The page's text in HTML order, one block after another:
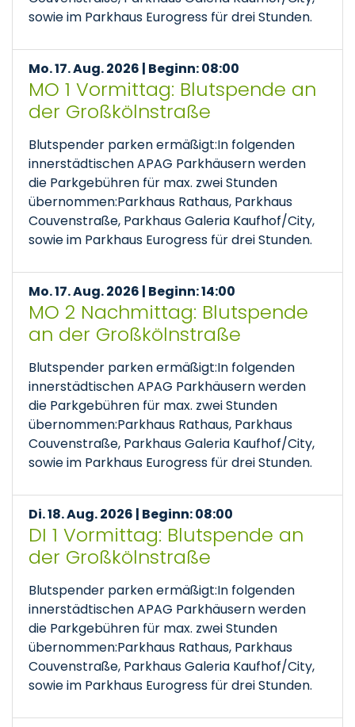
sowie im Parkhaus Eurogress für drei Stunden.
Mo. 17. Aug. 2026 | Beginn: 08:00
MO 1 Vormittag: Blutspende an
der Großkölnstraße
Blutspender parken ermäßigt:In folgenden
innerstädtischen APAG Parkhäusern werden
die Parkgebühren für max. zwei Stunden
übernommen:Parkhaus Rathaus, Parkhaus
Couvenstraße, Parkhaus Galeria Kaufhof/City,
sowie im Parkhaus Eurogress für drei Stunden.
Mo. 17. Aug. 2026 | Beginn: 14:00
MO 2 Nachmittag: Blutspende
an der Großkölnstraße
Blutspender parken ermäßigt:In folgenden
innerstädtischen APAG Parkhäusern werden
die Parkgebühren für max. zwei Stunden
übernommen:Parkhaus Rathaus, Parkhaus
Couvenstraße, Parkhaus Galeria Kaufhof/City,
sowie im Parkhaus Eurogress für drei Stunden.
Di. 18. Aug. 2026 | Beginn: 08:00
DI 1 Vormittag: Blutspende an
der Großkölnstraße
Blutspender parken ermäßigt:In folgenden
innerstädtischen APAG Parkhäusern werden
die Parkgebühren für max. zwei Stunden
übernommen:Parkhaus Rathaus, Parkhaus
Couvenstraße, Parkhaus Galeria Kaufhof/City,
sowie im Parkhaus Eurogress für drei Stunden.